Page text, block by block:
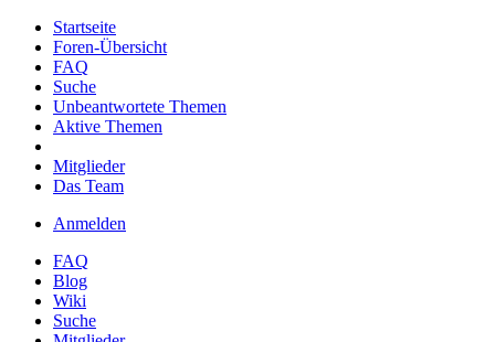
Startseite
Foren-Übersicht
FAQ
Suche
Unbeantwortete Themen
Aktive Themen
Mitglieder
Das Team
Anmelden
FAQ
Blog
Wiki
Suche